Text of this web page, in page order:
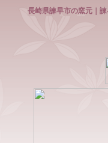
長崎県諫早市の窯元｜